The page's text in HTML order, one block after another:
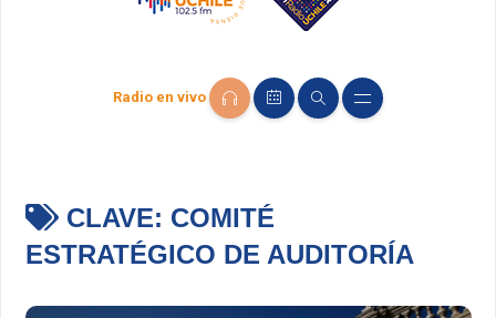
Radio en vivo
CLAVE: COMITÉ
ESTRATÉGICO DE AUDITORÍA